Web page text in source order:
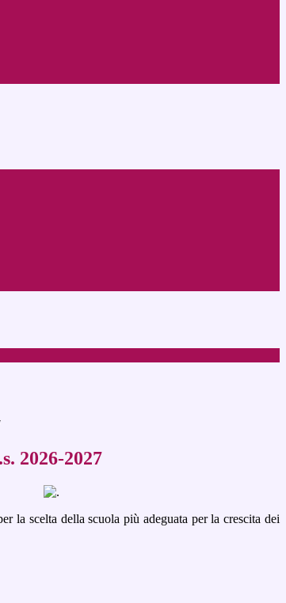
2026-2027
la scelta della scuola più adeguata per la crescita dei